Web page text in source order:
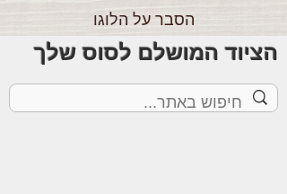
הסבר על הלוגו
הציוד המושלם לסוס שלך